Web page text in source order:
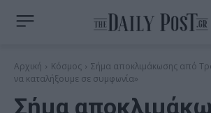
Αρχική Κόσμος
Σήμα αποκλιμάκωσης από
να καταλήξουμε σε συμφωνία»
Σήμα